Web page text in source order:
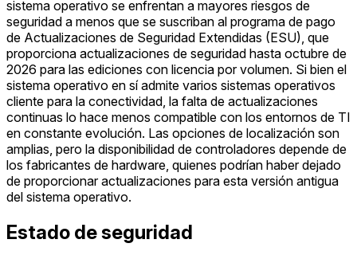
sistema operativo se enfrentan a mayores riesgos de
seguridad a menos que se suscriban al programa de pago
de Actualizaciones de Seguridad Extendidas (ESU), que
proporciona actualizaciones de seguridad hasta octubre de
2026 para las ediciones con licencia por volumen. Si bien el
sistema operativo en sí admite varios sistemas operativos
cliente para la conectividad, la falta de actualizaciones
continuas lo hace menos compatible con los entornos de TI
en constante evolución. Las opciones de localización son
amplias, pero la disponibilidad de controladores depende de
los fabricantes de hardware, quienes podrían haber dejado
de proporcionar actualizaciones para esta versión antigua
del sistema operativo.
Estado de seguridad